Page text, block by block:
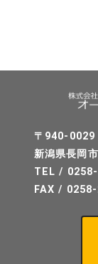
〒940-0029
新潟県長岡
TEL /
FAX /